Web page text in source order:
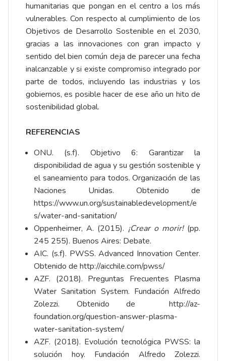
humanitarias que pongan en el centro a los más
vulnerables. Con respecto al cumplimiento de los
Objetivos de Desarrollo Sostenible en el 2030,
gracias a las innovaciones con gran impacto y
sentido del bien común deja de parecer una fecha
inalcanzable y si existe compromiso integrado por
parte de todos, incluyendo las industrias y los
gobiernos, es posible hacer de ese año un hito de
sostenibilidad global.
REFERENCIAS
ONU. (s.f). Objetivo 6: Garantizar la
disponibilidad de agua y su gestión sostenible y
el saneamiento para todos. Organización de las
Naciones Unidas. Obtenido de
https://www.un.org/sustainabledevelopment/e
s/water-and-sanitation/
Oppenheimer, A. (2015). ¡Crear o morir!(pp.
245 255). Buenos Aires: Debate.
AIC. (s.f). PWSS. Advanced Innovation Center.
Obtenido de http://aicchile.com/pwss/
AZF. (2018). Preguntas Frecuentes Plasma
Water Sanitation System. Fundación Alfredo
Zolezzi. Obtenido de http://az-
foundation.org/question-answer-plasma-
water-sanitation-system/
AZF. (2018). Evolución tecnológica PWSS: la
solución hoy. Fundación Alfredo Zolezzi.